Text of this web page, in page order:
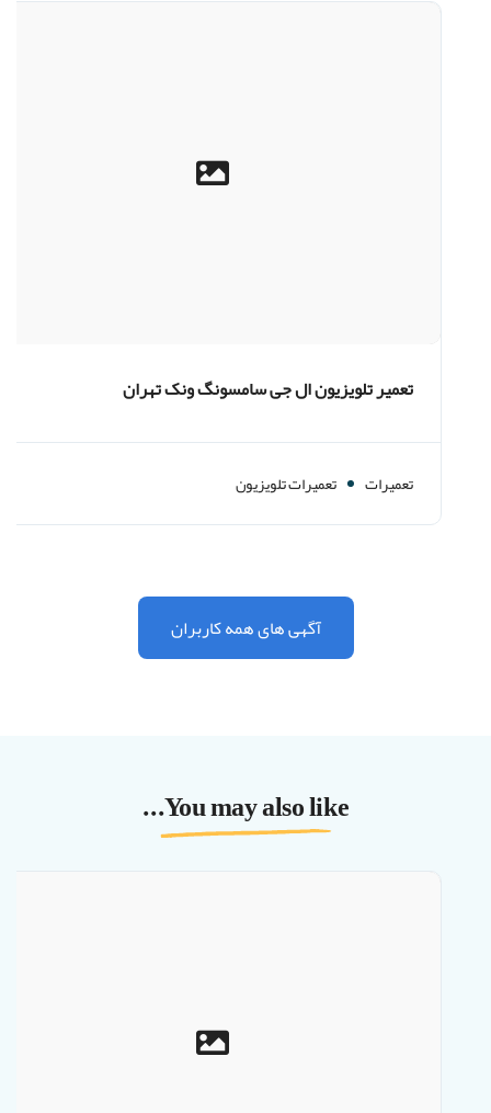
تعمیر تلویزیون ال جی سامسونگ ونک تهران
تعمیرات تعمیرات تلویزیون
آگهی های همه کاربران
You may also like...